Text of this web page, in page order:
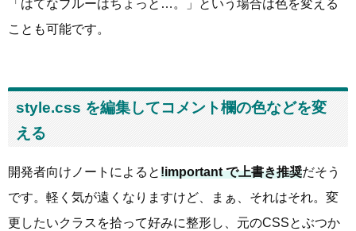
「はてなブルーはちょっと…。」という場合は色を変える
ことも可能です。
style.css を編集してコメント欄の色などを変
える
開発者向けノートによると!important で上書き推奨だそう
です。軽く気が遠くなりますけど、まぁ、それはそれ。変
更したいクラスを拾って好みに整形し、元のCSSとぶつか